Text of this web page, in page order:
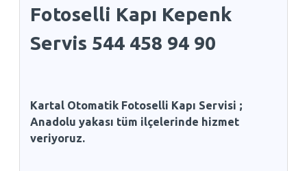
Fotoselli Kapı Kepenk
Servis 544 458 94 90
Kartal Otomatik Fotoselli Kapı Servisi ;
Anadolu yakası tüm ilçelerinde hizmet
veriyoruz.